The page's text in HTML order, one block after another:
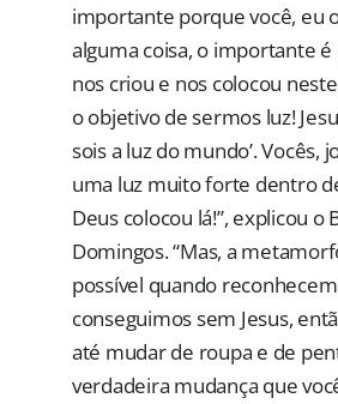
importante porque você, eu
alguma coisa, o importante
nos criou e nos colocou
o objetivo de sermos luz!
sois a luz do mundo’. Vocês,
uma luz muito forte dentro
Deus colocou lá!”, explicou o
Domingos. “Mas, a
possível quando
conseguimos sem Jesus,
até mudar de roupa e de
verdadeira mudança que